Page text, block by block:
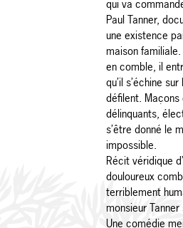
qui va
Paul Tanner,
une existence
maison
en comble, il
qu’il s’échine
défilent.
délinquants,
s’être donné le
impossible.
Récit véridique
douloureux
terriblement
monsieur
Une comédie